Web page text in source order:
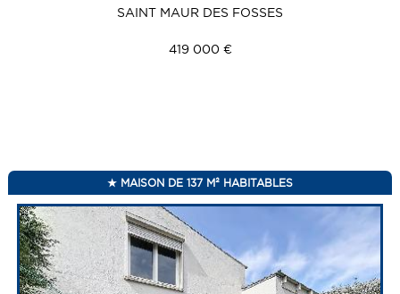
SAINT MAUR DES FOSSES
419 000 €
MAISON DE 137 M² HABITABLES